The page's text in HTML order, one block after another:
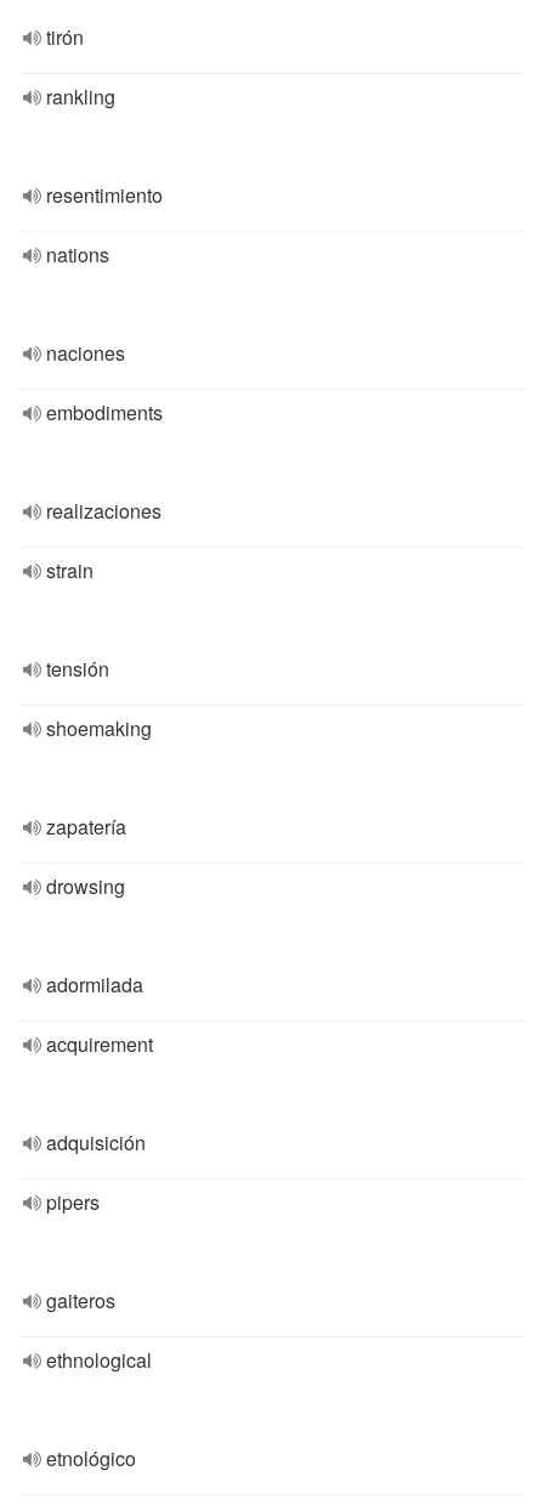
tirón
rankling
resentimiento
nations
naciones
embodiments
realizaciones
strain
tensión
shoemaking
zapatería
drowsing
adormilada
acquirement
adquisición
pipers
gaiteros
ethnological
etnológico